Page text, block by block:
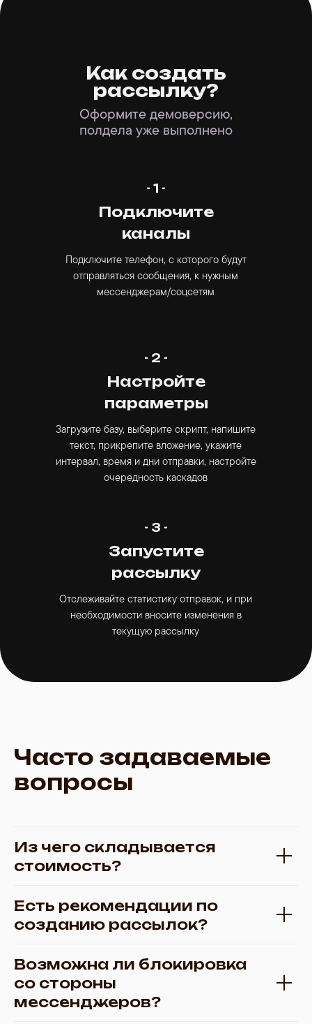
Как создать
рассылку?
Оформите демоверсию,
полдела уже выполнено
- 1 -
Подключите
каналы
Подключите телефон, с которого будут
отправляться сообщения, к нужным
мессенджерам/соцсетям
Загрузите базу, выберите скрипт, напишите
текст, прикрепите вложение, укажите
интервал, время и дни отправки, настройте
очередность каскадов
Настройте
параметры
- 2 -
- 3 -
Запустите
рассылку
Отслеживайте статистику отправок, и при
необходимости вносите изменения в
текущую рассылку
Часто задаваемые
вопросы
Из чего складывается
стоимость?
Есть рекомендации по
созданию рассылок?
Возможна ли блокировка
со стороны
мессенджеров?